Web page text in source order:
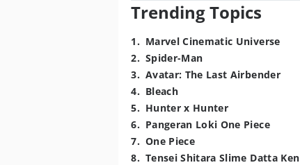
Trending Topics
1. Marvel Cinematic Universe
2. Spider-Man
3. Avatar: The Last Airbender
4. Bleach
5. Hunter x Hunter
6. Pangeran Loki One Piece
7. One Piece
8. Tensei Shitara Slime Datta Ken